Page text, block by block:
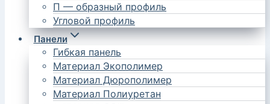
П — образный профиль
Угловой профиль
Панели
Гибкая панель
Материал Экополимер
Материал Дюрополимер
Материал Полиуретан